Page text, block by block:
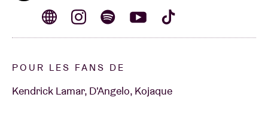
POUR LES FANS DE
Kendrick Lamar, D'Angelo, Kojaque